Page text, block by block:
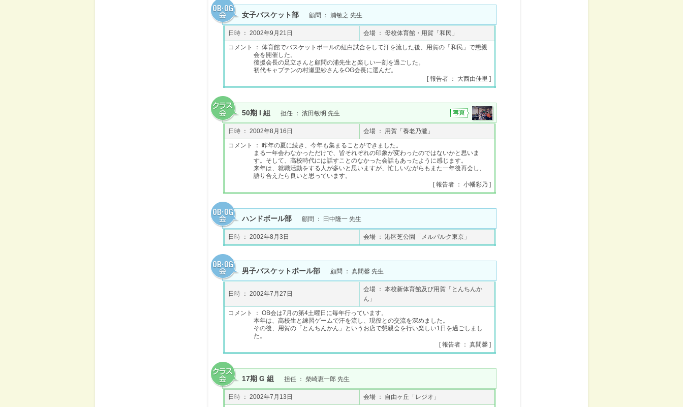
女子バスケット部 顧問 ： 浦敏之 先生
日時 ： 2002年9月21日
会場 ： 母校体育館・用賀「和民」
コメント ： 体育館でバスケットボールの紅白試合をして汗を流した後、用賀の「和民」で懇親
会を開催した。
後援会長の足立さんと顧問の浦先生と楽しい一刻を過ごした。
初代キャプテンの村瀬里紗さんをOG会長に選んだ。
[ 報告者 ： 大西由佳里 ]
50期 I 組 担任 ： 濱田敏明 先生
日時 ： 2002年8月16日
会場 ： 用賀「養老乃瀧」
コメント ： 昨年の夏に続き、今年も集まることができました。
まる一年会わなかっただけで、皆それぞれの印象が変わったのではないかと思いま
す。そして、高校時代には話すことのなかった会話もあったように感じます。
来年は、就職活動をする人が多いと思いますが、忙しいながらもまた一年後再会し、
語り合えたら良いと思っています。
[ 報告者 ： 小幡彩乃 ]
ハンドボール部 顧問 ： 田中隆一 先生
日時 ： 2002年8月3日 会場 ： 港区芝公園「メルパルク東京」
男子バスケットボール部 顧問 ： 真間馨 先生
日時 ： 2002年7月27日
会場 ： 本校新体育館及び用賀「とんちんか
ん」
コメント ： OB会は7月の第4土曜日に毎年行っています。
本年は、高校生と練習ゲームで汗を流し、現役との交流を深めました。
その後、用賀の「とんちんかん」というお店で懇親会を行い楽しい1日を過ごしまし
た。
[ 報告者 ： 真間馨 ]
17期 G 組 担任 ： 柴崎恵一郎 先生
日時 ： 2002年7月13日
会場 ： 自由ヶ丘「レジオ」